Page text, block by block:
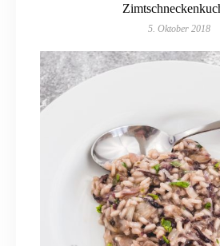
5. Oktober 2018